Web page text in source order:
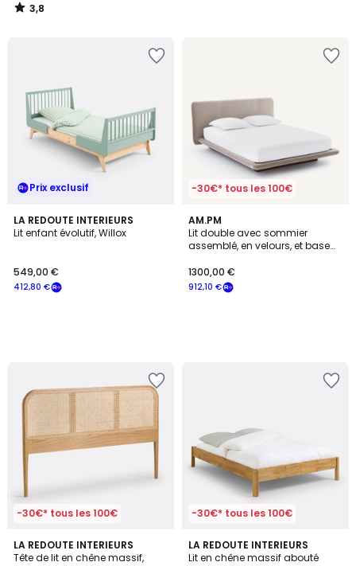
3,8
/
Prix exclusif
LA REDOUTE INTERIEURS
Lit enfant évolutif, Willox
412,80 €
549,00 €
-30€* tous les 100€
AM.PM
Lit double avec sommier
assemblé, en velours, et base
912,10 €
1300,00 €
-30€* tous les 100€
LA REDOUTE INTERIEURS
Tête de lit en chêne massif,
4,8
/ 5
-30€* tous les 100€
LA REDOUTE INTERIEURS
Lit en chêne massif abouté
4,6
/ 5